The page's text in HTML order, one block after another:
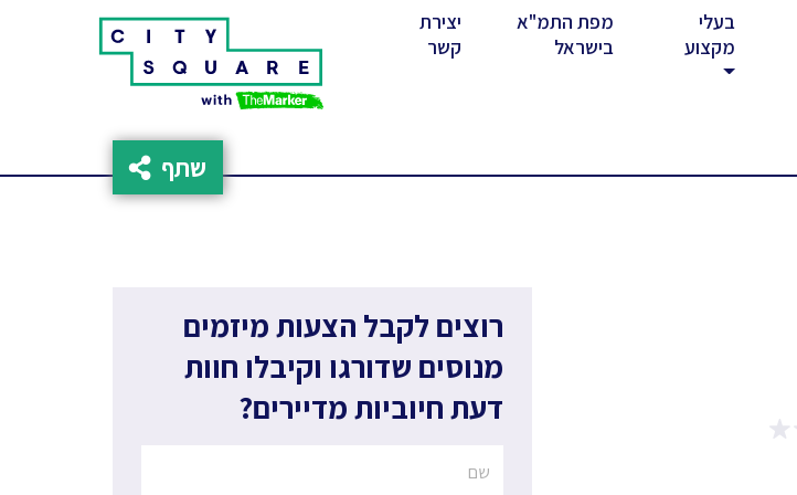
יצירת
קשר(current)
מפת התמ"א
בישראל
בעלי
מקצוע
שתף
רוצים לקבל הצעות מיזמים
מנוסים שדורגו וקיבלו חוות
דעת חיוביות מדיירים?